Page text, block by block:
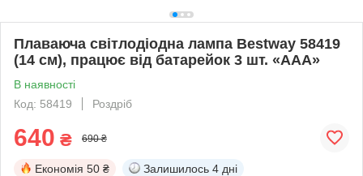
Плаваюча світлодіодна лампа Bestway 58419
(14 см), працює від батарейок 3 шт. «ААА»
В наявності
Код: 58419
Роздріб
640 ₴ 690 ₴
Економія 50 ₴ Залишилось 4 дні